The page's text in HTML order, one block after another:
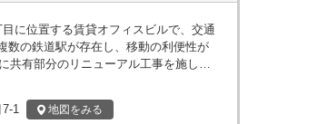
に位置する賃貸オフィスビルで、交通
数の鉄道駅が存在し、移動の利便性が
有部分のリニューアル工事を施し、
部はOAフロアで
提供します。高品質な設備が整ってい
1 地図をみる